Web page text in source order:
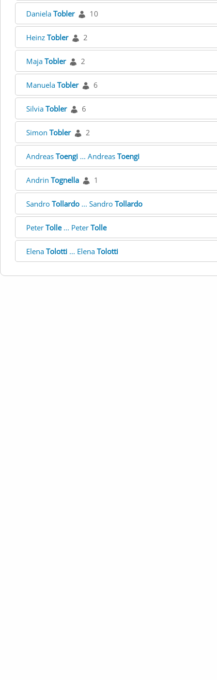
Daniela Tobler 10
Heinz Tobler 2
Maja Tobler 2
Manuela Tobler 6
Silvia Tobler 6
Simon Tobler 2
Andreas Toengi ... Andreas Toengi
Andrin Tognella 1
Sandro Tollardo ... Sandro Tollardo
Peter Tolle... Peter Tolle
Elena Tolotti ... Elena Tolotti